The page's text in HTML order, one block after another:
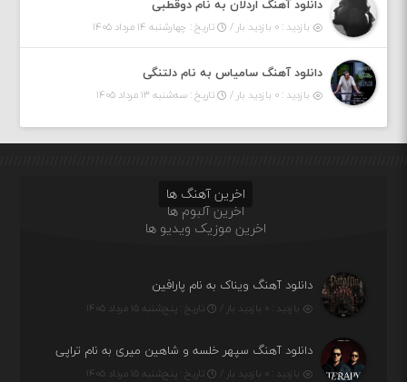
دانلود آهنگ اردلان به نام دوقطبی
بازدید : ۰ بازدید بار / تاریخ : چهارشنبه ۱۴ مرداد ۱۴۰۵
دانلود آهنگ سامیاس به نام دلتنگی
بازدید : ۰ بازدید بار / تاریخ : سه‌شنبه ۱۳ مرداد ۱۴۰۵
اخرین آهنگ ها
اخرین آلبوم ها
اخرین موزیک ویدیو ها
دانلود آهنگ ویناک به نام پارافین
بازدید : ۰ بازدید بار / تاریخ : پنج‌شنبه ۱۵ مرداد ۱۴۰۵
دانلود آهنگ سپهر خلسه و شاهین میری به نام تراپی
بازدید : ۰ بازدید بار / تاریخ : پنج‌شنبه ۱۵ مرداد ۱۴۰۵